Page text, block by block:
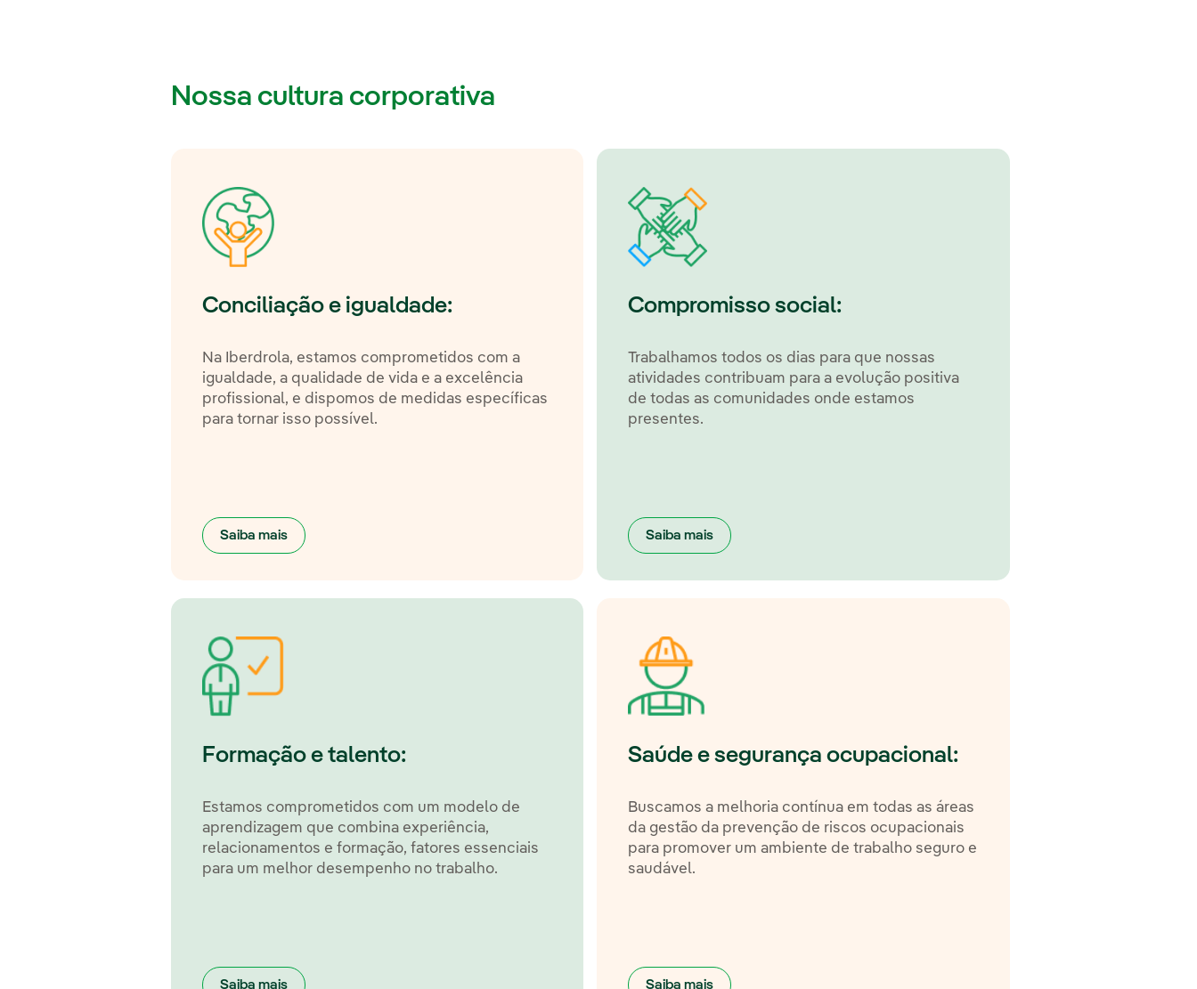
Nossa cultura corporativa
Conciliação e igualdade:
Na Iberdrola, estamos comprometidos com a
igualdade, a qualidade de vida e a excelência
profissional, e dispomos de medidas específicas
para tornar isso possível.
Saiba mais
Compromisso social:
Trabalhamos todos os dias para que nossas
atividades contribuam para a evolução positiva
de todas as comunidades onde estamos
presentes.
Saiba mais
Formação e talento:
Estamos comprometidos com um modelo de
aprendizagem que combina experiência,
relacionamentos e formação, fatores essenciais
para um melhor desempenho no trabalho.
Saiba mais
Saúde e segurança ocupacional:
Buscamos a melhoria contínua em todas as áreas
da gestão da prevenção de riscos ocupacionais
para promover um ambiente de trabalho seguro e
saudável.
Saiba mais